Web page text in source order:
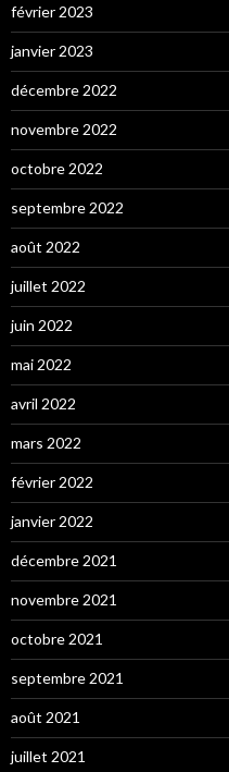
février 2023
janvier 2023
décembre 2022
novembre 2022
octobre 2022
septembre 2022
août 2022
juillet 2022
juin 2022
mai 2022
avril 2022
mars 2022
février 2022
janvier 2022
décembre 2021
novembre 2021
octobre 2021
septembre 2021
août 2021
juillet 2021